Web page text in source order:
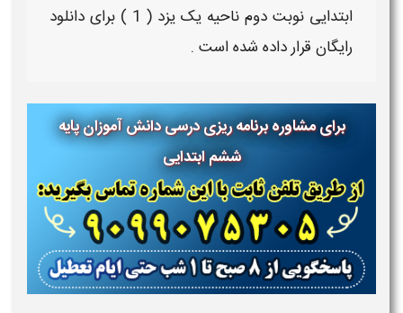
ابتدایی نوبت دوم ناحیه یک یزد( 1 ) برای دانلود
رایگان قرار داده شده است .
برای مشاوره برنامه ریزی درسی دانش آموزان پایه
ششم ابتدایی